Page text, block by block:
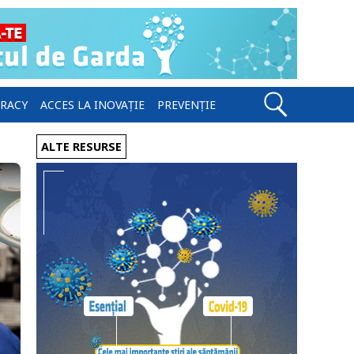
ACCES LA INOVAȚIE PREVENȚIE
ALTE RESURSE